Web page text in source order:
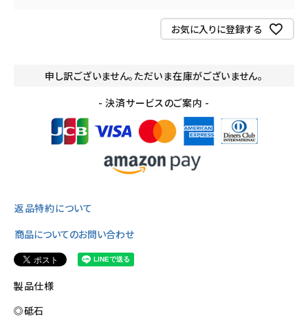
お気に入りに登録する
申し訳ございません。ただいま在庫がございません。
- 決済サービスのご案内 -
返品特約について
商品についてのお問い合わせ
製品仕様
◎砥石